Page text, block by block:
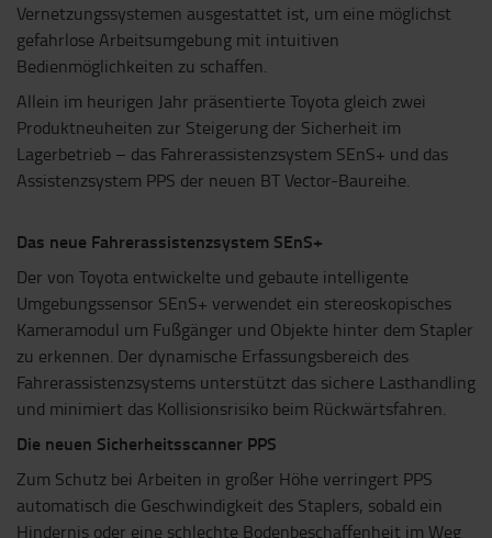
Vernetzungssystemen ausgestattet ist, um eine möglichst
gefahrlose Arbeitsumgebung mit intuitiven
Bedienmöglichkeiten zu schaffen.
Allein im heurigen Jahr präsentierte Toyota gleich zwei
Produktneuheiten zur Steigerung der Sicherheit im
Lagerbetrieb – das Fahrerassistenzsystem SEnS+ und das
Assistenzsystem PPS der neuen BT Vector-Baureihe.
Das neue Fahrerassistenzsystem SEnS+
Der von Toyota entwickelte und gebaute intelligente
Umgebungssensor SEnS+ verwendet ein stereoskopisches
Kameramodul um Fußgänger und Objekte hinter dem Stapler
zu erkennen. Der dynamische Erfassungsbereich des
Fahrerassistenzsystems unterstützt das sichere Lasthandling
und minimiert das Kollisionsrisiko beim Rückwärtsfahren.
Die neuen Sicherheitsscanner PPS
Zum Schutz bei Arbeiten in großer Höhe verringert PPS
automatisch die Geschwindigkeit des Staplers, sobald ein
Hindernis oder eine schlechte Bodenbeschaffenheit im Weg